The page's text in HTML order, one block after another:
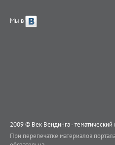
Мы в
2009 © Век Вендинга - тематический
При перепечатке материалов